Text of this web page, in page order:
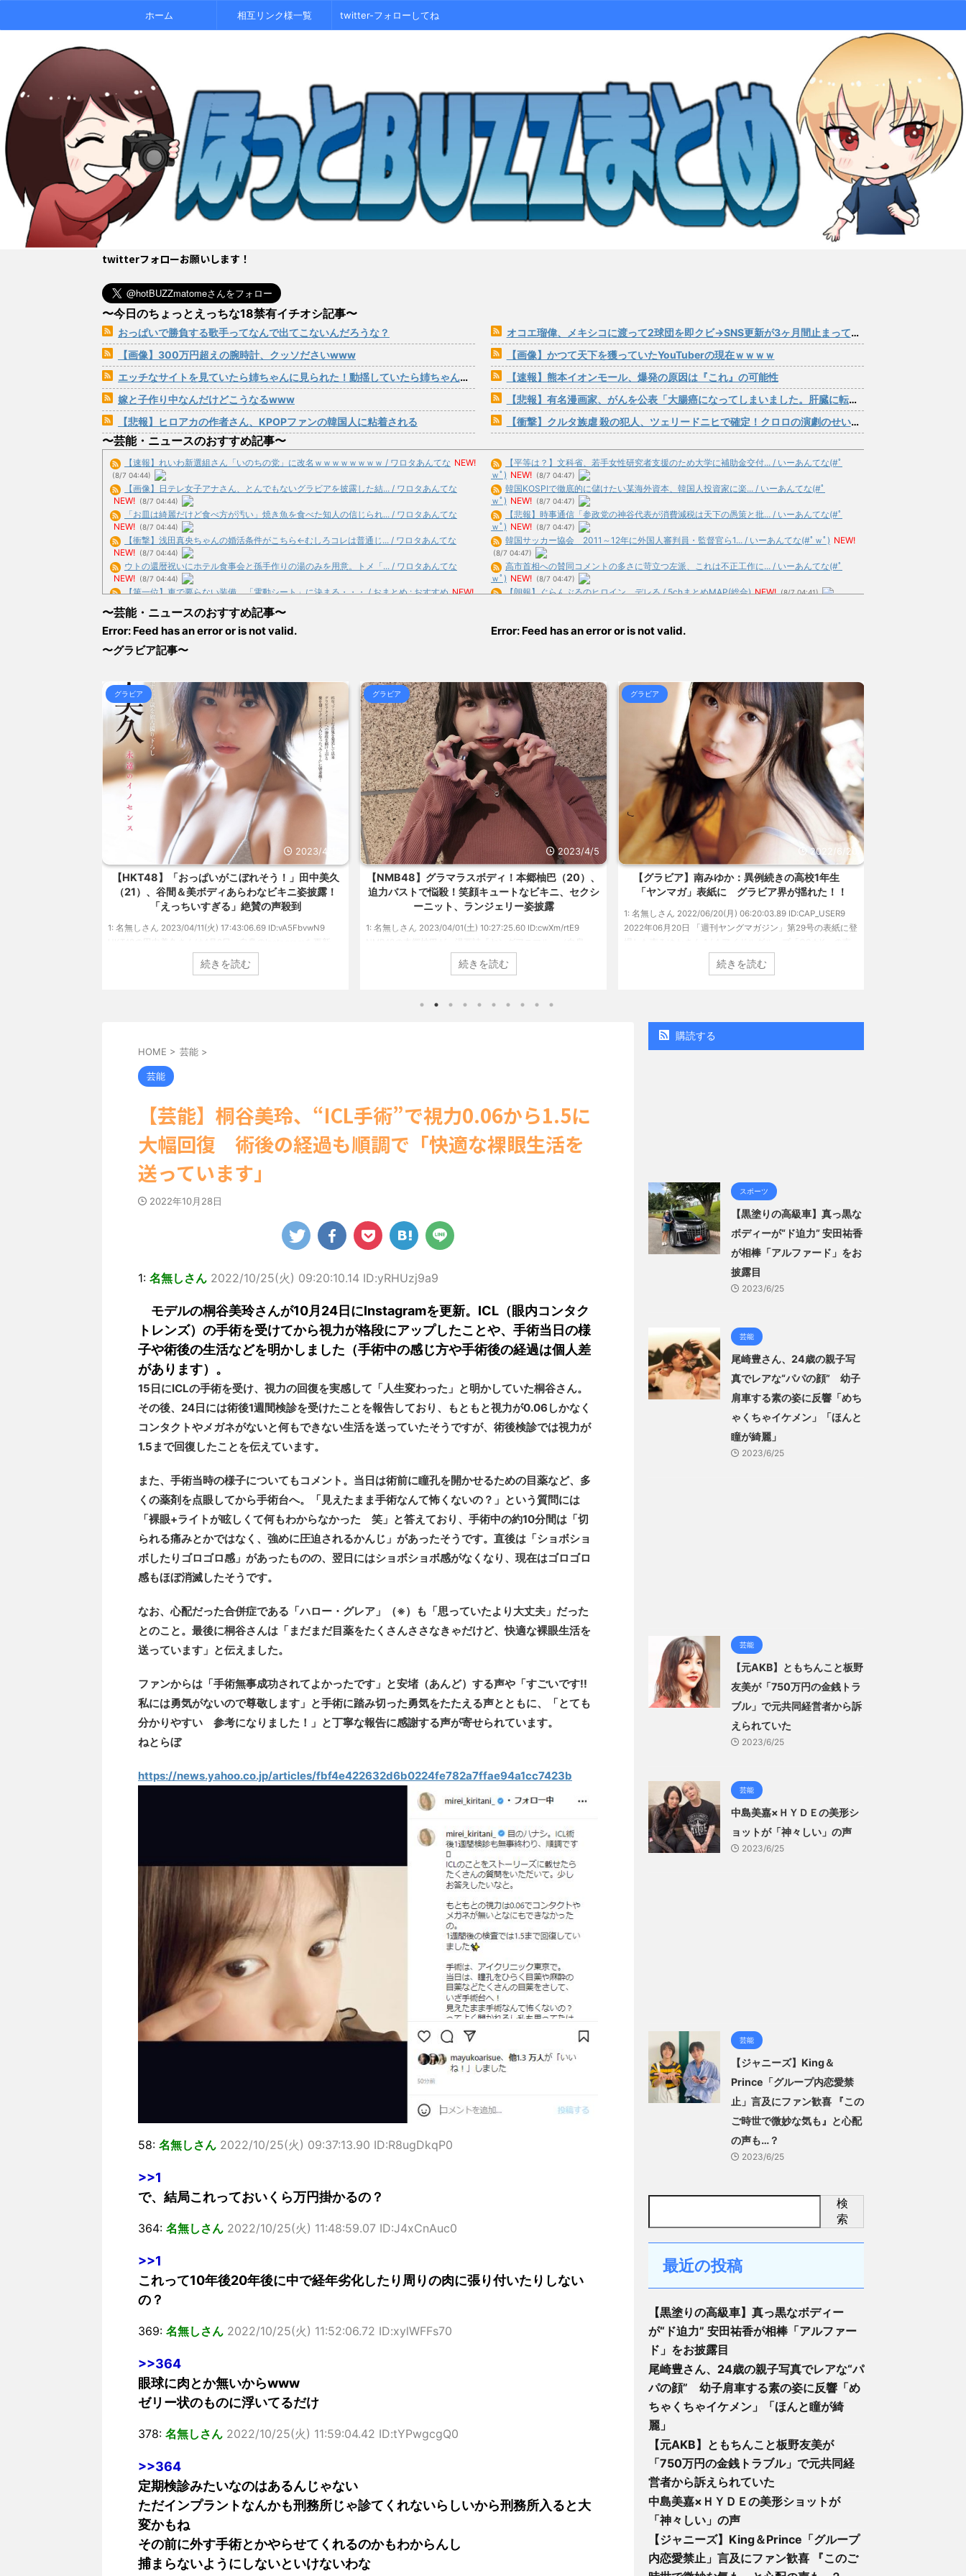
ホーム 相互リンク様一覧 twitter-フォローしてね
twitterフォローお願いします！
〜今日のちょっとえっちな18禁有イチオシ記事〜
おっぱいで勝負する歌手ってなんで出てこないんだろうな？
【画像】300万円超えの腕時計、クッソださいwww
エッチなサイトを見ていたら姉ちゃんに見られた！動揺していたら姉ちゃんからまさかの一言が…
嫁と子作り中なんだけどこうなるwww
【悲報】ヒロアカの作者さん、KPOPファンの韓国人に粘着される
オコエ瑠偉、メキシコに渡って2球団を即クビ→SNS更新が3ヶ月間止まって消息不明に
【画像】かつて天下を獲っていたYouTuberの現在ｗｗｗｗ
【速報】熊本イオンモール、爆発の原因は『これ』の可能性
【悲報】有名漫画家、がんを公表「大腸癌になってしまいました。肝臓に転移も見られてステージ4です」
【衝撃】クルタ族虐 殺の犯人、ツェリードニヒで確定！クロロの演劇のせいで2人も無駄死ににwwww
〜芸能・ニュースのおすすめ記事〜
【速報】れいわ新選組さん「いのちの党」に改名ｗｗｗｗｗｗｗｗ / ワロタあんてな NEW!
(8/7 04:44)
【画像】日テレ女子アナさん、とんでもないグラビアを披露した結... / ワロタあんてな
NEW! (8/7 04:44)
「お皿は綺麗だけど食べ方が汚い」焼き魚を食べた知人の信じられ... / ワロタあんてな
NEW! (8/7 04:44)
【衝撃】浅田真央ちゃんの婚活条件がこちら←むしろコレは普通じ... / ワロタあんてな
NEW! (8/7 04:44)
ウトの還暦祝いにホテル食事会と孫手作りの湯のみを用意。トメ「... / ワロタあんてな
NEW! (8/7 04:44)
【第一位】車で要らない装備、「電動シート」に決まる・・・ / おまとめ : おすすめ NEW!
【買うなよｗ】20代男性「ジモティーで車を買ったらリース車だ... / おまとめ : おすすめ
NEW! (8/7 04:19)
【悲報】ニートワイ(32)コンビニ29時間滞在で何故か出禁に / おまとめ : おすすめ
(8/7 03:59)
NEW!
(8/7 03:55)
【警告】国税庁「ごめん、君らがちゃんと納税してくれないとこう... / おまとめ : おすすめ
NEW! (8/7 03:55)
【信長の野望・新生】米問屋をどういう時にどこに建てるのかわか... / 気になるニュースま
とめアンテナ (8/29 00:02)
安倍国葬たったの2.5億円に批判してる奴らって幾らならOKな... / 気になるニュースまとめ
アンテナ (8/29 00:00)
【悲報】乃木中３０ｔｈヒット祈願が死ぬほど / 気になるニュースまとめアンテナ (8/29
00:00)
【モバマスSS】志希「苺の美味しい食べ方。そして雪美と食べる... / 気になるニュースま
とめアンテナ
(8/29 00:00)
【速報】スプラトゥーン公式、謝罪 / 気になるニュースまとめアンテナ (8/28 23:50)
Powered by livedoor 相互RSS
【平等は？】文科省、若手女性研究者支援のため大学に補助金交付... / いーあんてな(#ﾟ
ｗﾟ) NEW! (8/7 04:47)
韓国KOSPIで徹底的に儲けたい某海外資本、韓国人投資家に楽... / いーあんてな(#ﾟ
ｗﾟ) NEW! (8/7 04:47)
【悲報】時事通信「参政党の神谷代表が消費減税は天下の愚策と批... / いーあんてな(#ﾟ
ｗﾟ) NEW! (8/7 04:47)
韓国サッカー協会 2011～12年に外国人審判員・監督官ら1... / いーあんてな(#ﾟｗﾟ) NEW!
(8/7 04:47)
高市首相への賛同コメントの多さに苛立つ左派、これは不正工作に... / いーあんてな(#ﾟ
ｗﾟ) NEW! (8/7 04:47)
【朗報】ぐらんぶるのヒロイン、デレる / 5chまとめMAP(総合) NEW! (8/7 04:41)
【政治】れいわ新選組が「いのちの党」に党名変更 / 5chまとめMAP(総合)
木村祐一の変貌ぶりに「渋くなりすぎ」「いつの間にかイケおじに... / 5chまとめMAP(総
合) NEW! (8/7 04:21)
海外「日本よ、お前がナンバーワンだ」 熊本地震直後の日本の対... / にゅーすなう！ まと
めアンテナ
(7/30 22:36)
【画像】おまえらこういう地雷系の女子高生って好きじゃないの？ / にゅーすなう！ まと
めアンテナ (7/30 22:26)
【為替相場】為替介入により一時1ドル157円台 しかし戻しも... / にゅーすなう！ まとめ
アンテナ (7/30 22:16)
勇気を出して白人美女にチン凸したアジア人短小男♂、爆笑されて... / にゅーすなう！ ま
とめアンテナ
(7/30 22:06)
海外「日本よ、お前がナンバーワンだ」 熊本地震直後の日本の対... / にゅーすなう！ まと
めアンテナ
(7/30 21:56)
Powered by livedoor 相互RSS
〜芸能・ニュースのおすすめ記事〜
Error: Feed has an error or is not valid.
Error: Feed has an error or is not valid.
〜グラビア記事〜
グラビア
2023/4/15
【HKT48】「おっぱいがこぼれそう！」田中美久
（21）、谷間＆美ボディあらわなビキニ姿披露！
「えっちいすぎる」絶賛の声殺到
1: 名無しさん 2023/04/11(火) 17:43:06.69 ID:vA5FbvwN9
HKT48の田中美久さんは4月8日、自身のInstagramを更新。
美しいボディがあらわになったビキニ姿を披露しました。
「素敵な表情」「セクシーで綺麗」 田中さんは桜の花びらの
続きを読む
グラビア
2023/4/5
【NMB48】グラマラスボディ！本郷柚巴（20）、
迫力バストで悩殺！笑顔キュートなビキニ、セクシ
ーニット、ランジェリー姿披露
1: 名無しさん 2023/04/01(土) 10:27:25.60 ID:cwXm/rtE9
社）のウェブサイト『ヤングアニマルWeb』のグラビアに初
登場した。 グラマラスなボディを武器に、グラビア界を席巻
続きを読む
グラビア
2022/6/20
【グラビア】南みゆか：異例続きの高校1年生
「ヤンマガ」表紙に グラビア界が揺れた！！
1: 名無しさん 2022/06/20(月) 06:20:03.89 ID:CAP_USER9
2022年06月20日 「週刊ヤングマガジン」第29号の表紙に登
みゆかさんが、6月20日発売のマンガ誌「週刊ヤングマガジ
ン」（講談社）第29号の表紙に登場した。 南さんは2005年
続きを読む
HOME > 芸能 >
芸能
【芸能】桐谷美玲、“ICL手術”で視力0.06から1.5に
大幅回復 術後の経過も順調で「快適な裸眼生活を
送っています」
2022年10月28日
1: 名無しさん 2022/10/25(火) 09:20:10.14 ID:yRHUzj9a9
モデルの桐谷美玲さんが10月24日にInstagramを更新。ICL（眼内コンタク
トレンズ）の手術を受けてから視力が格段にアップしたことや、手術当日の様
子や術後の生活などを明かしました（手術中の感じ方や手術後の経過は個人差
があります）。
15日にICLの手術を受け、視力の回復を実感して「人生変わった」と明かしていた桐谷さん。
その後、24日には術後1週間検診を受けたことを報告しており、もともと視力が0.06しかなく
コンタクトやメガネがないと何もできない生活を送っていたそうですが、術後検診では視力が
1.5まで回復したことを伝えています。
また、手術当時の様子についてもコメント。当日は術前に瞳孔を開かせるための目薬など、多
くの薬剤を点眼してから手術台へ。「見えたまま手術なんて怖くないの？」という質問には
「裸眼+ライトが眩しくて何もわからなかった 笑」と答えており、手術中の約10分間は「切
られる痛みとかではなく、強めに圧迫されるかんじ」があったそうです。直後は「ショボショ
ボしたりゴロゴロ感」があったものの、翌日にはショボショボ感がなくなり、現在はゴロゴロ
感もほぼ消滅したそうです。
なお、心配だった合併症である「ハロー・グレア」（※）も「思っていたより大丈夫」だった
とのこと。最後に桐谷さんは「まだまだ目薬をたくさんささなきゃだけど、快適な裸眼生活を
送っています」と伝えました。
ファンからは「手術無事成功されてよかったです」と安堵（あんど）する声や「すごいです!!
私には勇気がないので尊敬します」と手術に踏み切った勇気をたたえる声とともに、「とても
分かりやすい 参考になりました！」と丁寧な報告に感謝する声が寄せられています。
ねとらぼ
https://news.yahoo.co.jp/articles/fbf4e422632d6b0224fe782a7ffae94a1cc7423b
58: 名無しさん 2022/10/25(火) 09:37:13.90 ID:R8ugDkqP0
>>1
で、結局これっておいくら万円掛かるの？
364: 名無しさん 2022/10/25(火) 11:48:59.07 ID:J4xCnAuc0
>>1
これって10年後20年後に中で経年劣化したり周りの肉に張り付いたりしない
の？
369: 名無しさん 2022/10/25(火) 11:52:06.72 ID:xylWFFs70
>>364
眼球に肉とか無いからwww
ゼリー状のものに浮いてるだけ
378: 名無しさん 2022/10/25(火) 11:59:04.42 ID:tYPwgcgQ0
>>364
定期検診みたいなのはあるんじゃない
ただインプラントなんかも刑務所じゃ診てくれないらしいから刑務所入ると大
変かもね
その前に外す手術とかやらせてくれるのかもわからんし
捕まらないようにしないといけないわな
購読する
スポーツ
【黒塗りの高級車】真っ黒な
ボディーが“ド迫力” 安田祐香
が相棒「アルファード」をお
披露目
2023/6/25
芸能
尾崎豊さん、24歳の親子写
真でレアな“パパの顔” 幼子
肩車する素の姿に反響「めち
ゃくちゃイケメン」「ほんと
瞳が綺麗」
2023/6/25
芸能
【元AKB】ともちんこと板野
友美が「750万円の金銭トラ
ブル」で元共同経営者から訴
えられていた
2023/6/25
芸能
中島美嘉×ＨＹＤＥの美形シ
ョットが「神々しい」の声
2023/6/25
芸能
【ジャニーズ】King＆
Prince「グループ内恋愛禁
止」言及にファン歓喜 『この
ご時世で微妙な気も』と心配
の声も…？
2023/6/25
検
索
最近の投稿
【黒塗りの高級車】真っ黒なボディー
が“ド迫力” 安田祐香が相棒「アルファー
ド」をお披露目
尾崎豊さん、24歳の親子写真でレアな“パ
パの顔” 幼子肩車する素の姿に反響「め
ちゃくちゃイケメン」「ほんと瞳が綺
麗」
【元AKB】ともちんこと板野友美が
「750万円の金銭トラブル」で元共同経
営者から訴えられていた
中島美嘉×ＨＹＤＥの美形ショットが
「神々しい」の声
【ジャニーズ】King＆Prince「グループ
内恋愛禁止」言及にファン歓喜 『このご